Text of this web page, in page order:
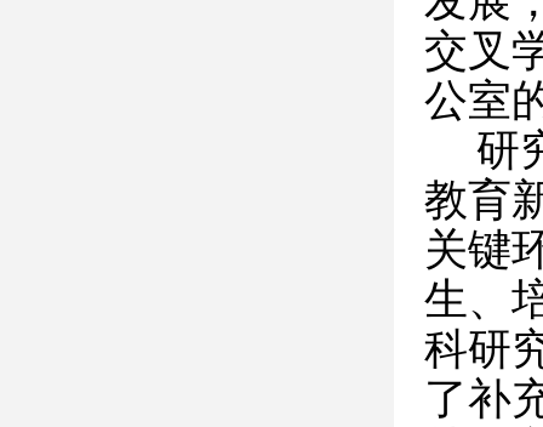
交叉
公室
研
教育
关键
生、
科研
了补